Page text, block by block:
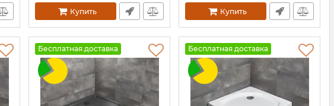
Купить Купить
Бесплатная доставка Бесплатная доставка